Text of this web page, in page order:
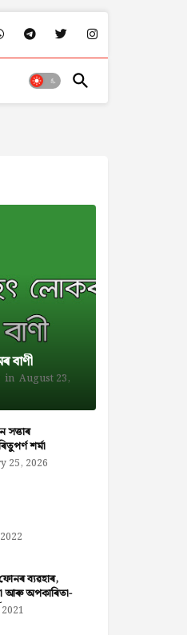
বাণী
August 23,
সত্তাৰ
শৰ্মা
25, 2026
ব্যৱহাৰ,
আৰু অপকাৰিতা-
ডেকা